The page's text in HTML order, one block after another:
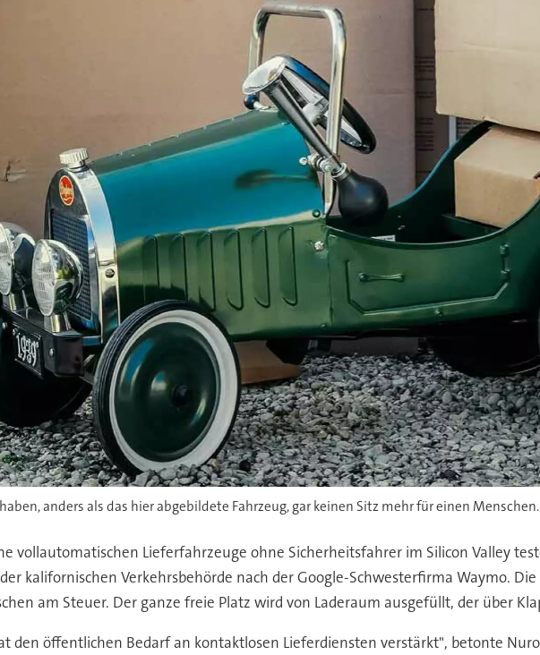
anders als das hier abgebildete Fahrzeug, gar keinen Sitz mehr für einen
vollautomatischen Lieferfahrzeuge ohne Sicherheitsfahrer im Silicon Valley
kalifornischen Verkehrsbehörde nach der Google-Schwesterfirma Waymo.
am Steuer. Der ganze freie Platz wird von Laderaum ausgefüllt, der über
den öffentlichen Bedarf an kontaktlosen Lieferdiensten verstärkt", betonte